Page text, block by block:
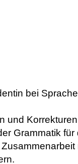
bei
und
Grammatik für